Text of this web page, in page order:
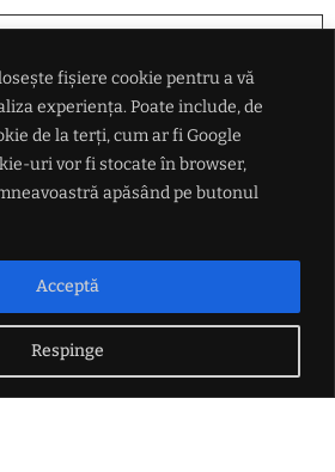
fișiere cookie pentru a vă
experiența. Poate include, de
de la terți, cum ar fi Google
uri vor fi stocate în browser,
apăsând pe butonul
Respinge
Acceptă
la peste 400 de evenimente în
continuă" în Fâşia Gaza(ONU)